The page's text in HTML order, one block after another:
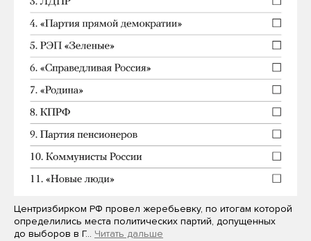
Центризбирком РФ провел жеребьевку, по итогам которой
определились места политических партий, допущенных
до выборов в Г… Читать дальше